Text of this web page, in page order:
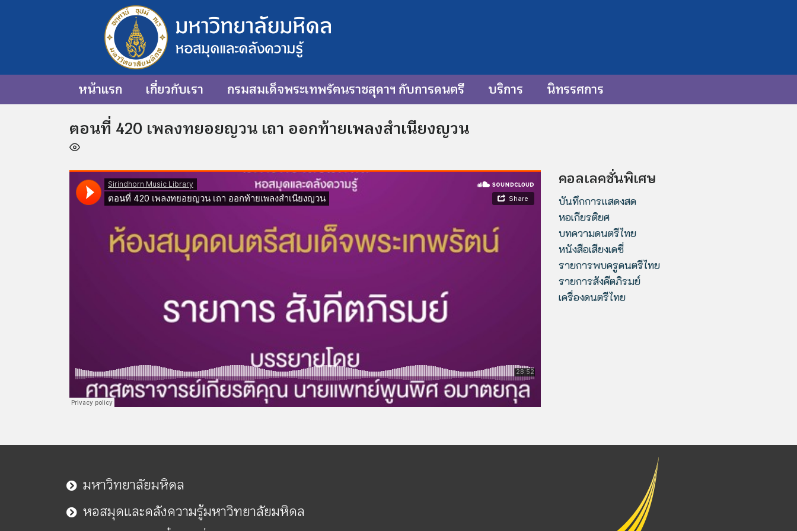
หน้าแรก เกี่ยวกับเรา กรมสมเด็จพระเทพรัตนราชสุดาฯ กับการดนตรี บริการ นิทรรศการ
ตอนที่ 420 เพลงทยอยญวน เถา ออกท้ายเพลงสำเนียงญวน
คอลเลคชั่นพิเศษ
บันทึกการแสดงสด
หอเกียรติยศ
บทความดนตรีไทย
หนังสือเสียงเดซี่
รายการพบครูดนตรีไทย
รายการสังคีตภิรมย์
เครื่องดนตรีไทย
มหาวิทยาลัยมหิดล
หอสมุดและคลังความรู้มหาวิทยาลัยมหิดล